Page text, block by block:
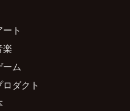
ート
楽
ーム
ロダクト